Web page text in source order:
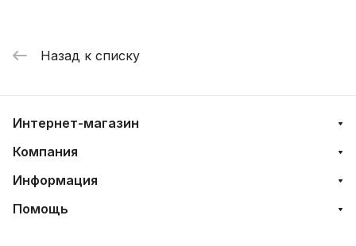
Назад к списку
Интернет-магазин
Компания
Информация
Помощь